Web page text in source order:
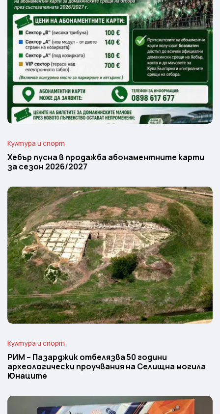
Култура и спорт
Хебър пусна в продажба абонаментните карти
за сезон 2026/2027
Култура и спорт
РИМ – Пазарджик отбелязва 50 години
археологически проучвания на Селищна могила
Юнаците